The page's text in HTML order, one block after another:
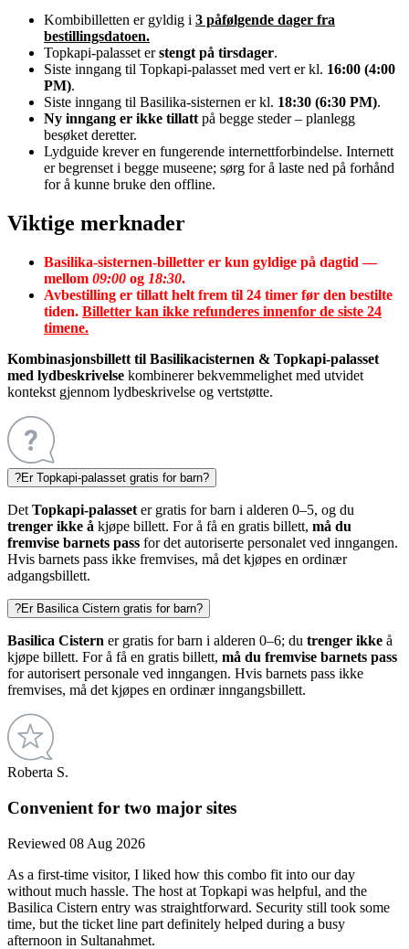
Kombibilletten er gyldig i 3 påfølgende dager fra
bestillingsdatoen.
Topkapi-palasset erstengt på tirsdager.
Siste inngang til Topkapi-palasset med vert er kl. 16:00 (4:00
PM).
Siste inngang til Basilika-sisternen er kl. 18:30 (6:30 PM).
Ny inngang er ikke tillatt på begge steder – planlegg
besøket deretter.
Lydguide krever en fungerende internettforbindelse. Internett
er begrenset i begge museene; sørg for å laste ned på forhånd
for å kunne bruke den offline.
Viktige merknader
Basilika-sisternen-billetter er kun gyldige på dagtid —
mellom 09:00 og 18:30.
Avbestilling er tillatt helt frem til 24 timer før den bestilte
tiden. Billetter kan ikke refunderes innenfor de siste 24
timene.
Kombinasjonsbillett til Basilikacisternen & Topkapi-palasset
med lydbeskrivelse kombinerer bekvemmelighet med utvidet
kontekst gjennom lydbeskrivelse og vertstøtte.
?Er Topkapi-palasset gratis for barn?
Det Topkapi-palasset er gratis for barn i alderen 0–5, og du
trenger ikke å kjøpe billett. For å få en gratis billett, må du
fremvise barnets pass for det autoriserte personalet ved inngangen.
Hvis barnets pass ikke fremvises, må det kjøpes en ordinær
adgangsbillett.
?Er Basilica Cistern gratis for barn?
Basilica Cistern er gratis for barn i alderen 0–6; du trenger ikke å
kjøpe billett. For å få en gratis billett, må du fremvise barnets pass
for autorisert personale ved inngangen. Hvis barnets pass ikke
fremvises, må det kjøpes en ordinær inngangsbillett.
Roberta S.
Convenient for two major sites
Reviewed 08 Aug 2026
As a first-time visitor, I liked how this combo fit into our day
without much hassle. The host at Topkapi was helpful, and the
Basilica Cistern entry was straightforward. Security still took some
time, but the ticket line part definitely helped during a busy
afternoon in Sultanahmet.